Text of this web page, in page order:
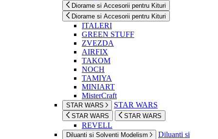
Diorame si Accesorii pentru Kituri
Diorame si Accesorii pentru Kituri
ITALERI
GREEN STUFF
ZVEZDA
AIRFIX
TAKOM
NOCH
TAMIYA
MINIART
MisterCraft
STAR WARS STAR WARS
STAR WARS STAR WARS
REVELL
Diluanti si Solventi Modelism
Diluanti si